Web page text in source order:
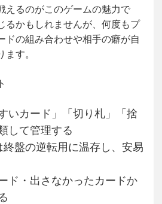
えるのがこのゲームの魅力で
るかもしれませんが、何度もプ
ドの組み合わせや相手の癖が自
ます。
いカード」「切り札」「捨
して管理する
盤の逆転用に温存し、安易
ド・出さなかったカードか